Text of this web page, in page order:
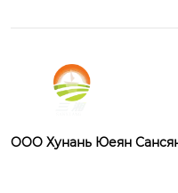
OOO Хунань Юеян